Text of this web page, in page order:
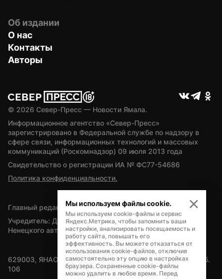
Об издании
О нас
Контакты
Авторы
© 2026 Север-Пресс — Новости Ямала.
Информационное агентство «Север-Пресс»
зарегистрировано в Федеральной службе по надзору в
сфере связи, информационных технологий и массовых
коммуникаций (Роскомнадзор) 09 июля 2013 года
Свидетельство о регистрации ИА № ФС77-54686
Политика конфиденциальности.
Главный редактор — А.Л. Поздеев
Учредитель: Департамент внутренней политики Ямало-
Ненецкого автономного округа
629003, ЯНАО, Салехард, мкр. Богдана Кнунянца, д.1, каб.
106
Мы используем файлы cookie.
Мы используем cookie-файлы и сервис
Яндекс.Метрика, чтобы запомнить ваши
настройки, анализировать посещаемость и
работу сайта, повышать его
эффективность. Вы можете отказаться от
использования cookie-файлов, отключив
самостоятельно эту опцию в настройках
браузера. Сохраненные cookie-файлы
можно удалить в любое время. Перед